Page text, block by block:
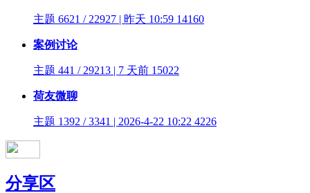
主题 6621 / 22927 | 昨天 10:59 14160
案例讨论
主题 441 / 29213 | 7 天前 15022
荷友微聊
主题 1392 / 3341 | 2026-4-22 10:22 4226
分享区